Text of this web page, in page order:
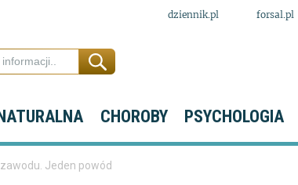
dziennik.pl forsal.pl
CHOROBY PSYCHOLOGIA
Jeden powód